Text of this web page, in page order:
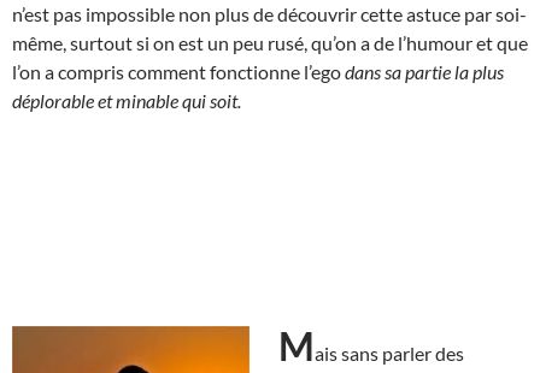
n’est pas impossible non plus de découvrir cette astuce par soi-
même, surtout si on est un peu rusé, qu’on a de l’humour et que
l’on a compris comment fonctionne l’egodans sa partie la plus
déplorable et minable qui soit.
Mais sans parler des